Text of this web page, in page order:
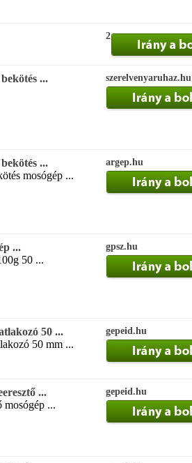
2
... szerelvenyaruhaz.hu
...
mosógép ...
argep.hu
...
50 ...
gpsz.hu
50 ...
50 mm ...
gepeid.hu
...
mosógép ...
gepeid.hu